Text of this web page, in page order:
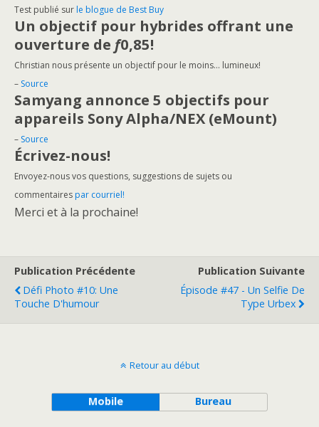
Test publié sur le blogue de Best Buy
Un objectif pour hybrides offrant une
ouverture de f0,85!
Christian nous présente un objectif pour le moins… lumineux!
– Source
Samyang annonce 5 objectifs pour
appareils Sony Alpha/NEX (eMount)
– Source
Écrivez-nous!
Envoyez-nous vos questions, suggestions de sujets ou
commentaires par courriel!
Merci et à la prochaine!
Publication Précédente
Défi Photo #10: Une
Touche D'humour
Publication Suivante
Épisode #47 - Un Selfie De
Type Urbex
Retour au début
Mobile Bureau